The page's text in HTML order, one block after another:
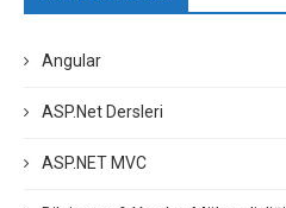
Angular
ASP.Net Dersleri
ASP.NET MVC